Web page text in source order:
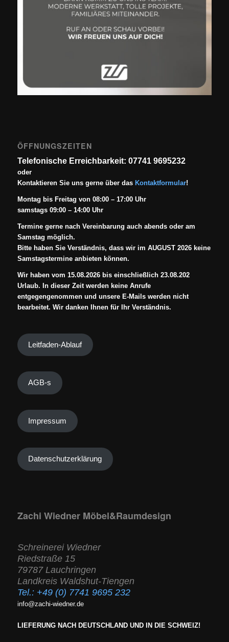
ÖFFNUNGSZEITEN
Telefonische Erreichbarkeit: 07741 9695232
oder
Kontaktieren Sie uns gerne über das Kontaktformular!
Montag bis Freitag von 08:00 – 17:00 Uhr
samstags 09:00 – 14:00 Uhr
Termine gerne nach Vereinbarung auch abends oder am
Samstag möglich.
Bitte haben Sie Verständnis, dass wir im AUGUST 2026 keine
Samstagstermine anbieten können.
Wir haben vom 15.08.2026 bis einschließlich 23.08.202
Urlaub. In dieser Zeit werden keine Anrufe
entgegengenommen und unsere E-Mails werden nicht
bearbeitet. Wir danken Ihnen für Ihr Verständnis.
Leitfaden-Ablauf
AGB-s
Impressum
Datenschutzerklärung
Zachi Wiedner Möbel&Raumdesign
Schreinerei Wiedner
Riedstraße 15
79787 Lauchringen
Landkreis Waldshut-Tiengen
Tel.: +49 (0) 7741 9695 232
info@zachi-wiedner.de
LIEFERUNG NACH DEUTSCHLAND UND IN DIE SCHWEIZ!